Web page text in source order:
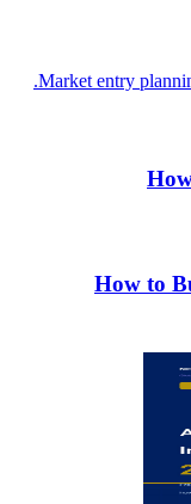
Market entry
How to